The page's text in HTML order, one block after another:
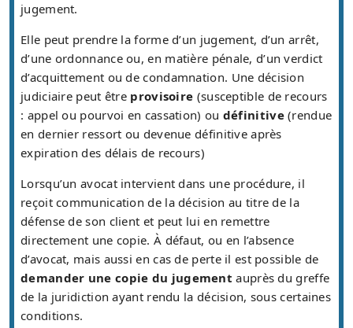
jugement.
Elle peut prendre la forme d’un jugement, d’un arrêt,
d’une ordonnance ou, en matière pénale, d’un verdict
d’acquittement ou de condamnation. Une décision
judiciaire peut être provisoire (susceptible de recours
: appel ou pourvoi en cassation) ou définitive(rendue
en dernier ressort ou devenue définitive après
expiration des délais de recours)
Lorsqu’un avocat intervient dans une procédure, il
reçoit communication de la décision au titre de la
défense de son client et peut lui en remettre
directement une copie. À défaut, ou en l’absence
d’avocat, mais aussi en cas de perte il est possible de
demander une copie du jugement auprès du greffe
de la juridiction ayant rendu la décision, sous certaines
conditions.